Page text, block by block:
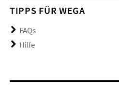
TIPPS FÜR WEGA
FAQs
Hilfe